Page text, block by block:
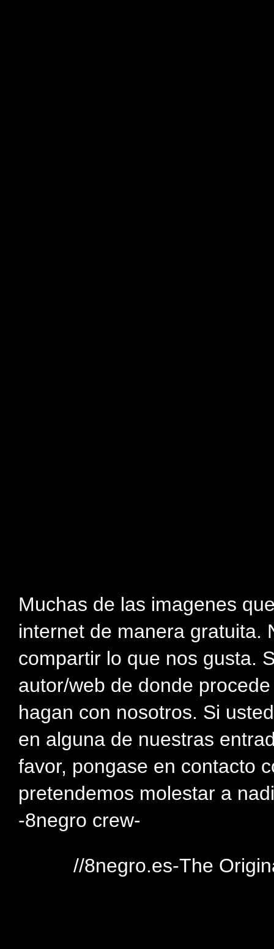
Muchas de las imagenes
internet de manera gratuita.
compartir lo que nos gusta.
autor/web de donde
hagan con nosotros. Si
en alguna de nuestras
favor, pongase en contacto
pretendemos molestar a
-8negro crew-
//8negro.es-The